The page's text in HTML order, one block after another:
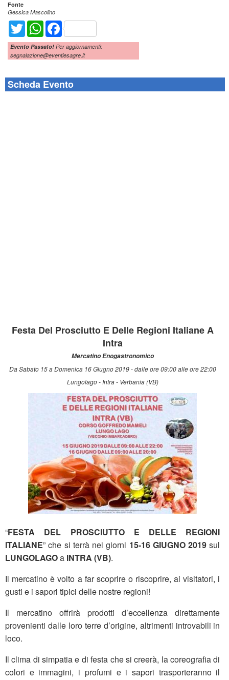
Fonte
Gessica Mascolino
Twitter WhatsAppFacebook
Evento Passato! Per aggiornamenti:
segnalazione@eventiesagre.it
Scheda Evento
Festa Del Prosciutto E Delle Regioni Italiane A
Intra
Mercatino Enogastronomico
Da Sabato 15 a Domenica 16 Giugno 2019 - dalle ore 09:00 alle ore 22:00
Lungolago - Intra - Verbania (VB)
“FESTA DEL PROSCIUTTO E DELLE REGIONI
ITALIANE” che si terrà nei giorni 15-16 GIUGNO 2019 sul
LUNGOLAGOa INTRA (VB).
Il mercatino è volto a far scoprire o riscoprire, ai visitatori, i
gusti e i sapori tipici delle nostre regioni!
Il mercatino offrirà prodotti d’eccellenza direttamente
provenienti dalle loro terre d’origine, altrimenti introvabili in
loco.
Il clima di simpatia e di festa che si creerà, la coreografia di
colori e immagini, i profumi e i sapori trasporteranno il